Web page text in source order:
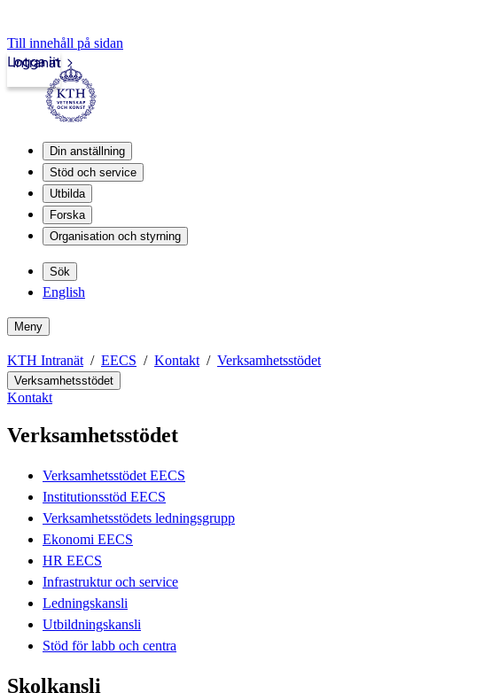
Till innehåll på sidan
Intranät
Logga in
Din anställning
Stöd och service
Utbilda
Forska
Organisation och styrning
Sök
English
Meny
KTH Intranät EECS Kontakt Verksamhetsstödet
Verksamhetsstödet
Kontakt
Verksamhetsstödet
Verksamhetsstödet EECS
Institutionsstöd EECS
Verksamhetsstödets ledningsgrupp
Ekonomi EECS
HR EECS
Infrastruktur och service
Ledningskansli
Utbildningskansli
Stöd för labb och centra
Skolkansli